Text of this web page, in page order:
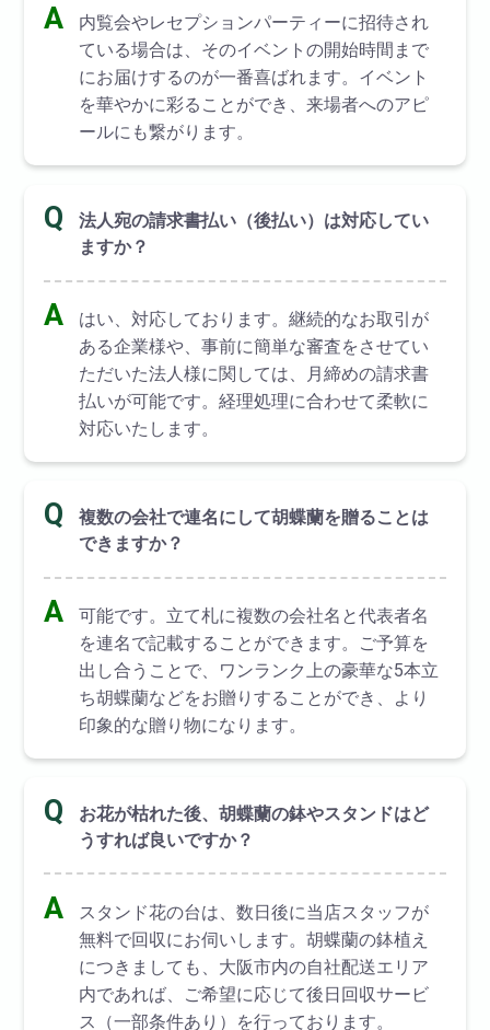
A
内覧会やレセプションパーティーに招待され
ている場合は、そのイベントの開始時間まで
にお届けするのが一番喜ばれます。イベント
を華やかに彩ることができ、来場者へのアピ
ールにも繋がります。
Q
法人宛の請求書払い（後払い）は対応してい
ますか？
A
はい、対応しております。継続的なお取引が
ある企業様や、事前に簡単な審査をさせてい
ただいた法人様に関しては、月締めの請求書
払いが可能です。経理処理に合わせて柔軟に
対応いたします。
Q
複数の会社で連名にして胡蝶蘭を贈ることは
できますか？
A
可能です。立て札に複数の会社名と代表者名
を連名で記載することができます。ご予算を
出し合うことで、ワンランク上の豪華な5本立
ち胡蝶蘭などをお贈りすることができ、より
印象的な贈り物になります。
Q
お花が枯れた後、胡蝶蘭の鉢やスタンドはど
うすれば良いですか？
A
スタンド花の台は、数日後に当店スタッフが
無料で回収にお伺いします。胡蝶蘭の鉢植え
につきましても、大阪市内の自社配送エリア
内であれば、ご希望に応じて後日回収サービ
ス（一部条件あり）を行っております。